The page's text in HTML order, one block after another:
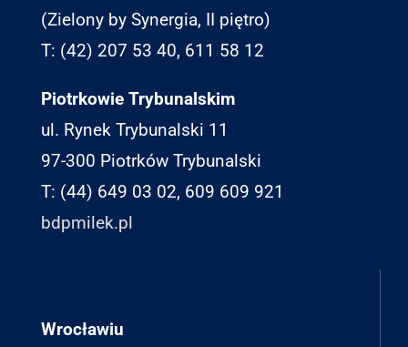
(Zielony by Synergia, II piętro)
T: (42) 207 53 40, 611 58 12
Piotrkowie Trybunalskim
ul. Rynek Trybunalski 11
97-300 Piotrków Trybunalski
T: (44) 649 03 02, 609 609 921
bdpmilek.pl
Wrocławiu